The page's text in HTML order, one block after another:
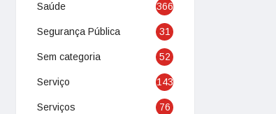
Saúde 366
Segurança Pública 31
Sem categoria 52
Serviço 143
Serviços 76